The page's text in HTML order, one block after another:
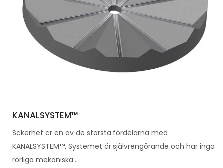
KANALSYSTEM™
Säkerhet är en av de största fördelarna med
KANALSYSTEM™. Systemet är självrengörande och har inga
rörliga mekaniska...